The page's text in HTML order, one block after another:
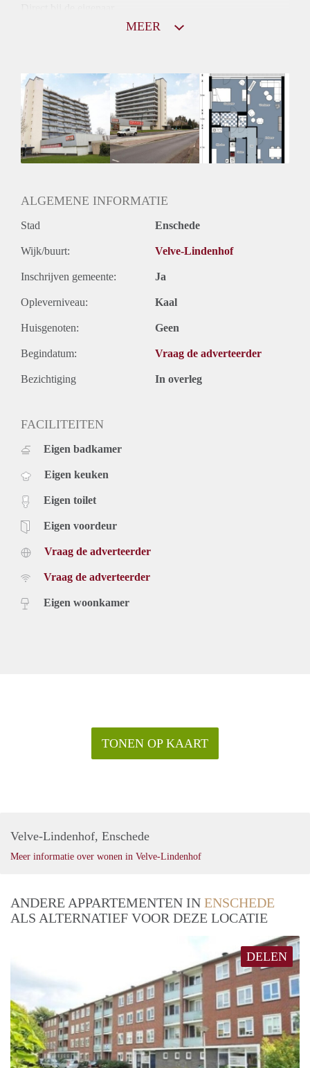
Huurtoeslag
Mogelijk
Inkomen eis
N.V.T.
Huurtermijn
Onbepaalde termijn
MEER
ALGEMENE INFORMATIE
Stad Enschede
Wijk/buurt: Velve-Lindenhof
Inschrijven gemeente: Ja
Opleverniveau: Kaal
Huisgenoten: Geen
Begindatum: Vraag de adverteerder
Bezichtiging In overleg
FACILITEITEN
Eigen badkamer
Eigen keuken
Eigen toilet
Eigen voordeur
Vraag de adverteerder
Vraag de adverteerder
Eigen woonkamer
TONEN OP KAART
Velve-Lindenhof, Enschede
Meer informatie over wonen in Velve-Lindenhof
ANDERE APPARTEMENTEN IN ENSCHEDE
ALS ALTERNATIEF VOOR DEZE LOCATIE
DELEN